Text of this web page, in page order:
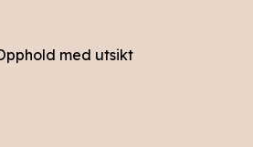
med utsikt